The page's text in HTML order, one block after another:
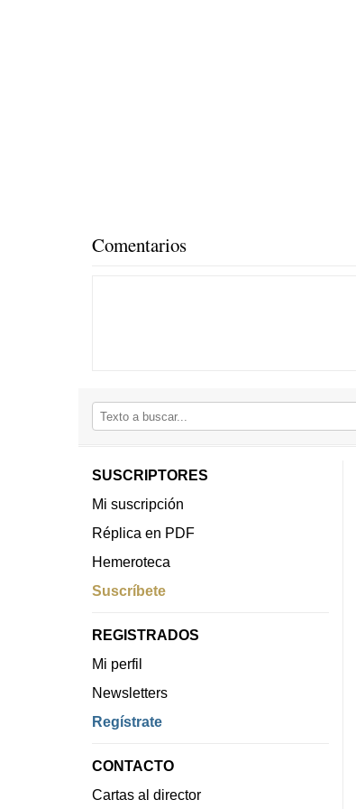
Comentarios
SUSCRIPTORES
Mi suscripción
Réplica en PDF
Hemeroteca
Suscríbete
REGISTRADOS
Mi perfil
Newsletters
Regístrate
CONTACTO
Cartas al director